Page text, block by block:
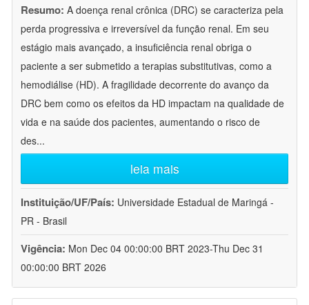
Resumo: A doença renal crônica (DRC) se caracteriza pela
perda progressiva e irreversível da função renal. Em seu
estágio mais avançado, a insuficiência renal obriga o
paciente a ser submetido a terapias substitutivas, como a
hemodiálise (HD). A fragilidade decorrente do avanço da
DRC bem como os efeitos da HD impactam na qualidade de
vida e na saúde dos pacientes, aumentando o risco de
des...
leia mais
Instituição/UF/País: Universidade Estadual de Maringá -
PR - Brasil
Vigência: Mon Dec 04 00:00:00 BRT 2023-Thu Dec 31
00:00:00 BRT 2026